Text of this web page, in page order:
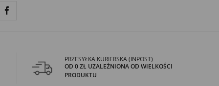
PRZESYŁKA KURIERSKA (INPOST)
OD 0 ZŁ UZALEŻNIONA OD WIELKOŚCI
PRODUKTU